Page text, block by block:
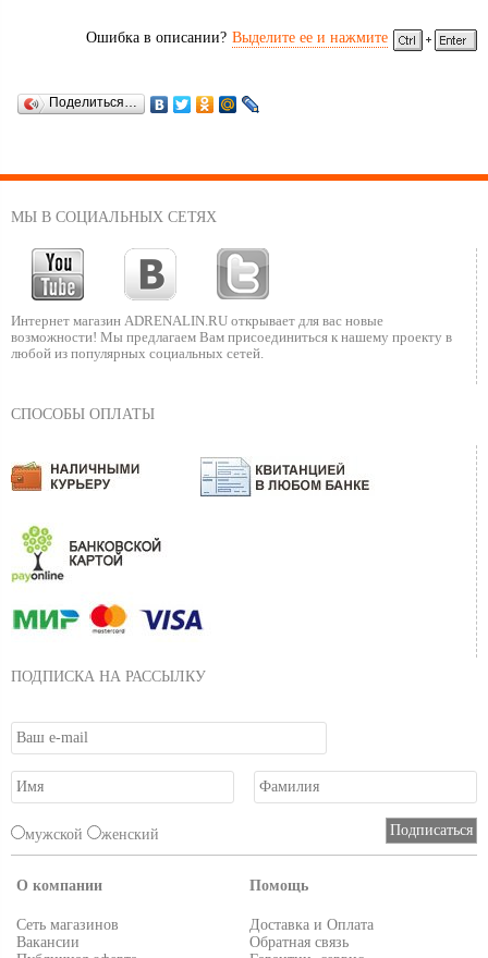
Ошибка в описании? Выделите ее и нажмите
Поделиться…
МЫ В СОЦИАЛЬНЫХ СЕТЯХ
Интернет магазин ADRENALIN.RU открывает для вас новые
возможности! Мы предлагаем Вам присоединиться к нашему проекту в
любой из популярных социальных сетей.
СПОСОБЫ ОПЛАТЫ
ПОДПИСКА НА РАССЫЛКУ
мужской женский
О компании
Сеть магазинов
Вакансии
Помощь
Доставка и Оплата
Обратная связь